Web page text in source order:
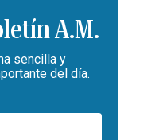
A.M.
sencilla y
del día.